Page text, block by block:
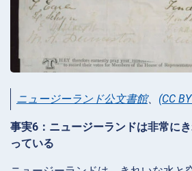
ニュージーランド公文書館、 (CC
事実6：ニュージーランドは非常に
っている